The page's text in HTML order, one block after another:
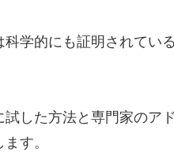
学的にも証明されてい
した方法と専門家のア
す。